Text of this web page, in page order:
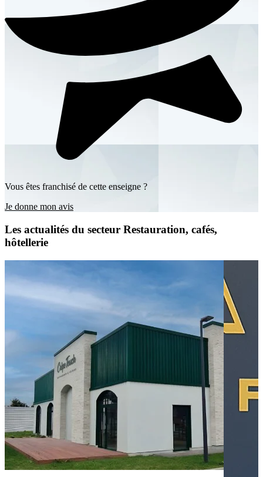
Vous êtes franchisé de cette enseigne ?
Je donne mon avis
Les actualités du secteur Restauration, cafés,
hôtellerie